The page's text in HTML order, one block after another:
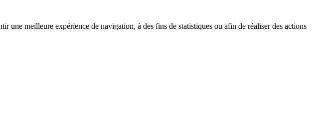
une meilleure expérience de navigation, à des fins de statistiques ou afin de réaliser des actions